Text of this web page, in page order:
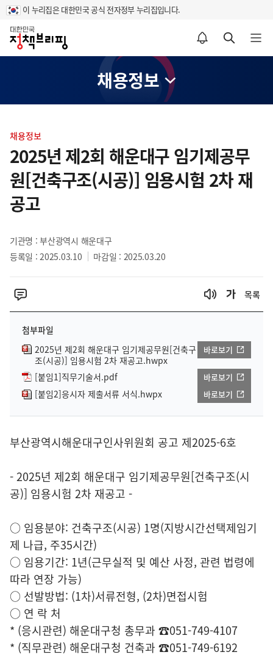
이 누리집은 대한민국 공식 전자정부 누리집입니다.
홈
알림설정 바로가기 검색 바로가기 메뉴 열기
채용정보
텐
츠
영
역
채용정보
2025년 제2회 해운대구 임기제공무
원[건축구조(시공)] 임용시험 2차 재
공고
기관명 : 부산광역시 해운대구
등록일 : 2025.03.10
마감일 : 2025.03.20
목록
첨부파일
2025년 제2회 해운대구 임기제공무원[건축구
조(시공)] 임용시험 2차 재공고.hwpx
바로보기
[붙임1]직무기술서.pdf 바로보기
[붙임2]응시자 제출서류 서식.hwpx 바로보기
부산광역시해운대구인사위원회 공고 제2025-6호
- 2025년 제2회 해운대구 임기제공무원[건축구조(시
공)] 임용시험 2차 재공고 -
○ 임용분야: 건축구조(시공) 1명(지방시간선택제임기
제 나급, 주35시간)
○ 임용기간: 1년(근무실적 및 예산 사정, 관련 법령에
따라 연장 가능)
○ 선발방법: (1차)서류전형, (2차)면접시험
○ 연 락 처
* (응시관련) 해운대구청 총무과 ☎051-749-4107
* (직무관련) 해운대구청 건축과 ☎051-749-6192